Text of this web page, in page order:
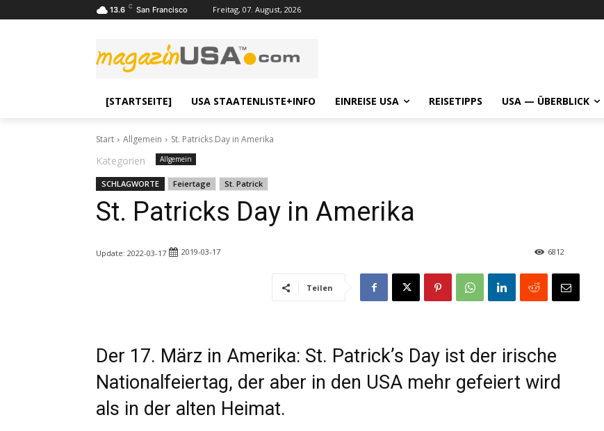
13.6 C San Francisco Freitag, 07. August, 2026
[STARTSEITE] USA STAATENLISTE+INFO EINREISE USA REISETIPPS USA — ÜBERBLICK
Start Allgemein St. Patricks Day in Amerika
Kategorien Allgemein
SCHLAGWORTE Feiertage St. Patrick
St. Patricks Day in Amerika
Update: 2022-03-17 2019-03-17 6812
Teilen
Der 17. März in Amerika: St. Patrick’s Day ist der irische
Nationalfeiertag, der aber in den USA mehr gefeiert wird
als in der alten Heimat.